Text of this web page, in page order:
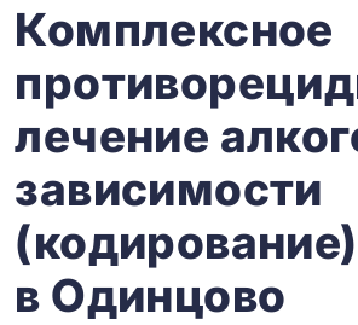
Комплексное
лечение
зависимости
(кодирование)
в Одинцово